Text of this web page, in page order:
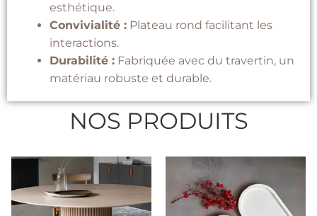
esthétique.
Convivialité : Plateau rond facilitant les
interactions.
Durabilité : Fabriquée avec du travertin, un
matériau robuste et durable.
NOS PRODUITS